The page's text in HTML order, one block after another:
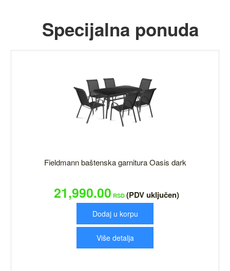
Specijalna ponuda
Fieldmann baštenska garnitura Oasis dark
21,990.00 RSD (PDV uključen)
Dodaj u korpu
Više detalja